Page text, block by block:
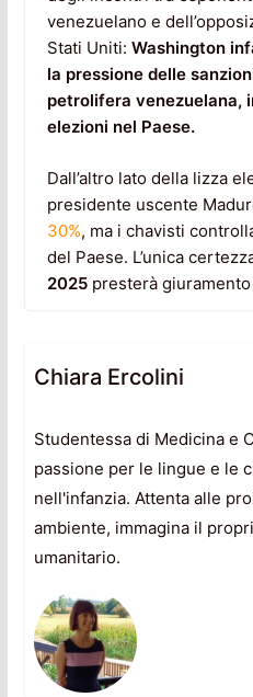
venezuelano e
Stati Uniti: Washington
la pressione delle
petrolifera venezuelana,
elezioni nel Paese.
Dall’altro lato della lizza
presidente uscente
30%, ma i chavisti
del Paese. L’unica
2025presterà
Chiara Ercolini
Studentessa di Medicina e
passione per le lingue e le
nell'infanzia. Attenta alle
ambiente, immagina il
umanitario.